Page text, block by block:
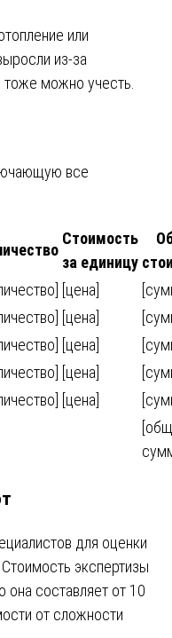
или
из-за
можно учесть.
все
Стоимость
за единицу
[цена]
[цена]
[цена]
[цена]
[цена]
для оценки
экспертизы
она составляет от 10
от сложности